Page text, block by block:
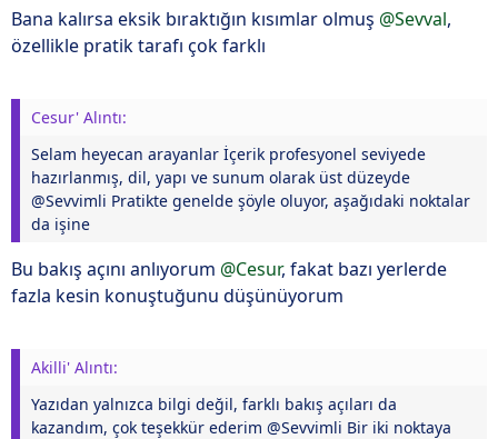
Bana kalırsa eksik bıraktığın kısımlar olmuş @Sevval,
özellikle pratik tarafı çok farklı
Cesur' Alıntı:
Selam heyecan arayanlar İçerik profesyonel seviyede
hazırlanmış, dil, yapı ve sunum olarak üst düzeyde
@Sevvimli Pratikte genelde şöyle oluyor, aşağıdaki noktalar
da işine
Bu bakış açını anlıyorum @Cesur, fakat bazı yerlerde
fazla kesin konuştuğunu düşünüyorum
Akilli' Alıntı:
Yazıdan yalnızca bilgi değil, farklı bakış açıları da
kazandım, çok teşekkür ederim @Sevvimli Bir iki noktaya